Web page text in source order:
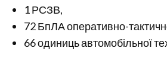
1 РСЗВ,
72 БпЛА оперативно-
66 одиниць автомобільної